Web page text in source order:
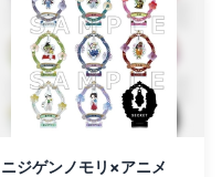
ニジゲンノモリ×アニメ